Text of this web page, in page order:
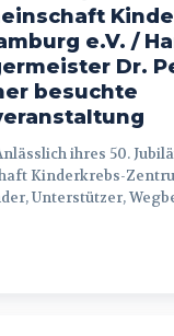
e.V. /
Dr.
besuchte
Kinderkrebs-
Unterstützer,